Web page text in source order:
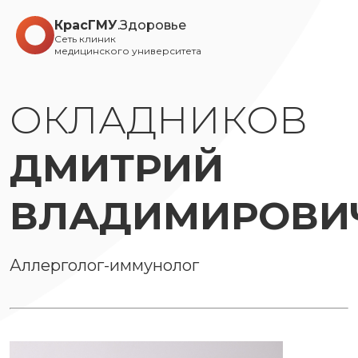
КрасГМУ.Здоровье
Сеть клиник
медицинского университета
ОКЛАДНИКОВ
ДМИТРИЙ
Аллерголог-иммунолог